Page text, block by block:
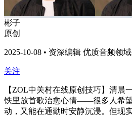
彬子
原创
2025-10-08 • 资深编辑 优质音频领
关注
【ZOL中关村在线原创技巧】清晨
铁里放首歌治愈心情——很多人希
动，又能在通勤时安静沉浸。但现